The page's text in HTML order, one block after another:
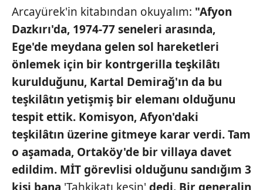
Arcayürek'in kitabından okuyalım: "Afyon
Dazkırı'da, 1974-77 seneleri arasında,
Ege'de meydana gelen sol hareketleri
önlemek için bir kontrgerilla teşkilâtı
kurulduğunu, Kartal Demirağ'ın da bu
teşkilâtın yetişmiş bir elemanı olduğunu
tespit ettik. Komisyon, Afyon'daki
teşkilâtın üzerine gitmeye karar verdi. Tam
o aşamada, Ortaköy'de bir villaya davet
edildim. MİT görevlisi olduğunu sandığım 3